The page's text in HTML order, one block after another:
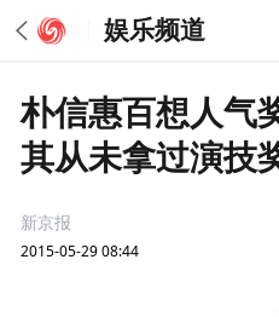
娱乐频道
朴信惠百想人气
其从未拿过演技
新京报
2015-05-29 08:44